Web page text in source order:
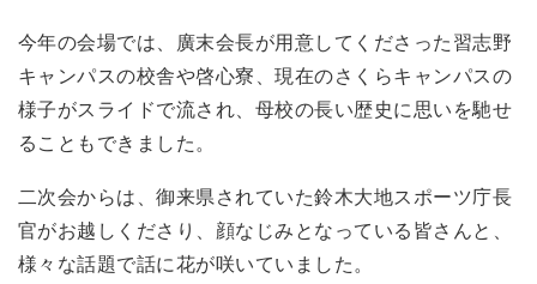
今年の会場では、廣末会長が用意してくださった習志野
キャンパスの校舎や啓心寮、現在のさくらキャンパスの
様子がスライドで流され、母校の長い歴史に思いを馳せ
ることもできました。
二次会からは、御来県されていた鈴木大地スポーツ庁長
官がお越しくださり、顔なじみとなっている皆さんと、
様々な話題で話に花が咲いていました。